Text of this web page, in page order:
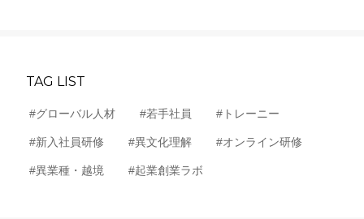
TAG LIST
#グローバル人材 #若手社員 #トレーニー
#新入社員研修 #異文化理解 #オンライン研修
#異業種・越境 #起業創業ラボ